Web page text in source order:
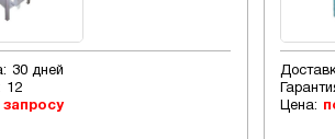
30 дней
12
запросу
Цена: